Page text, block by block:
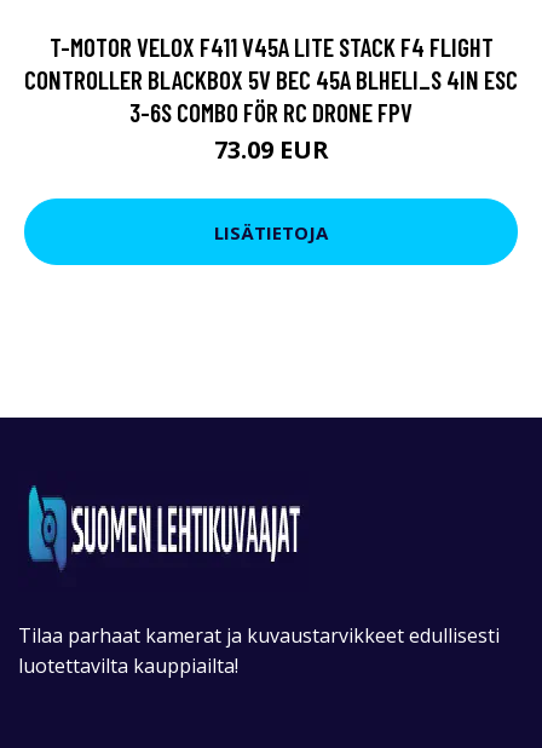
T-MOTOR VELOX F411 V45A LITE STACK F4 FLIGHT
CONTROLLER BLACKBOX 5V BEC 45A BLHELI_S 4IN ESC
3-6S COMBO FÖR RC DRONE FPV
73.09 EUR
LISÄTIETOJA
Tilaa parhaat kamerat ja kuvaustarvikkeet edullisesti
luotettavilta kauppiailta!